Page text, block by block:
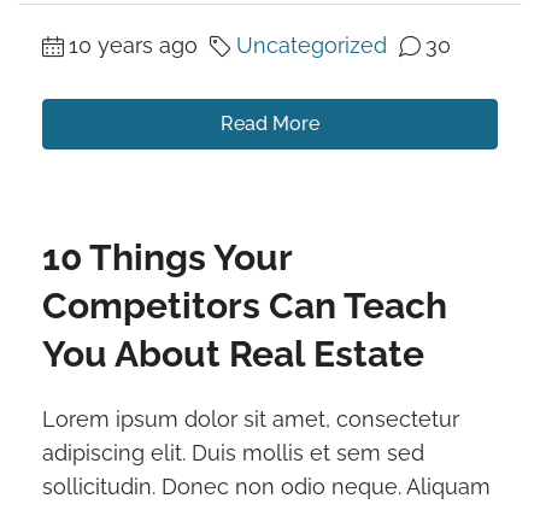
10 years ago Uncategorized 30
Read More
10 Things Your
Competitors Can Teach
You About Real Estate
Lorem ipsum dolor sit amet, consectetur
adipiscing elit. Duis mollis et sem sed
sollicitudin. Donec non odio neque. Aliquam